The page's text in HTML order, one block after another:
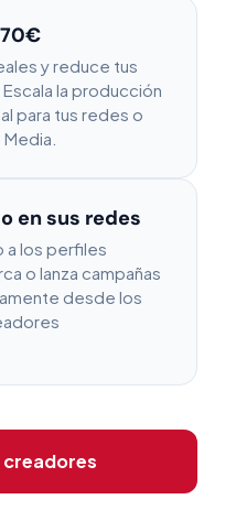
y reduce tus
la producción
para tus redes o
en sus redes
a los perfiles
o lanza campañas
desde los
creadores